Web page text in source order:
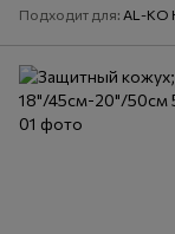
Подходит для AL-KO